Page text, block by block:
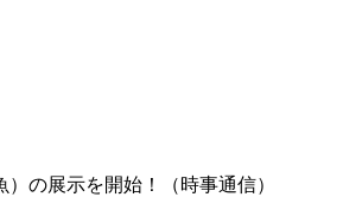
の展示を開始！（時事通信）